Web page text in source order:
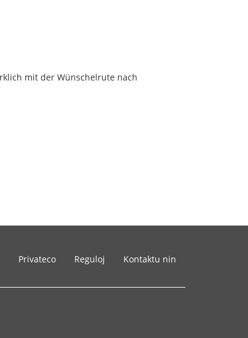
mit der Wünschelrute nach
Privateco Reguloj Kontaktu nin